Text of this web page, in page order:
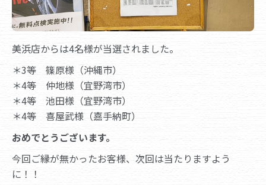
美浜店からは4名様が当選されました。
＊3等 篠原様（沖縄市）
＊4等 仲地様（宜野湾市）
＊4等 池田様（宜野湾市）
＊4等 喜屋武様（嘉手納町）
おめでとうございます。
今回ご縁が無かったお客様、次回は当たりますよう
に！！